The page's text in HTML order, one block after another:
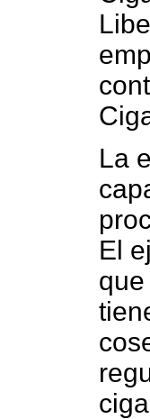
La
El